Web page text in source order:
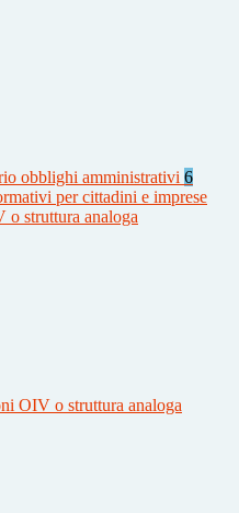
obblighi amministrativi 6
per cittadini e imprese
o struttura analoga
OIV o struttura analoga